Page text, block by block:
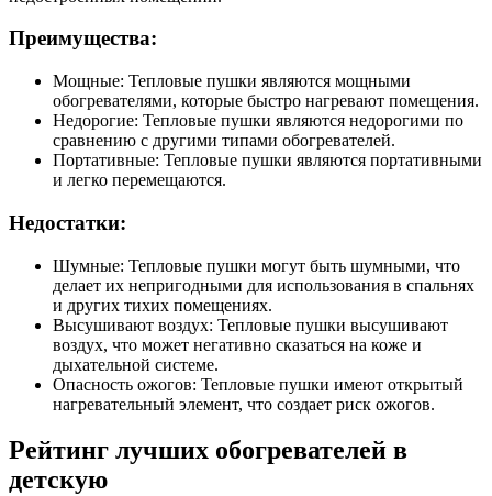
Преимущества:
Мощные: Тепловые пушки являются мощными
обогревателями, которые быстро нагревают помещения.
Недорогие: Тепловые пушки являются недорогими по
сравнению с другими типами обогревателей.
Портативные: Тепловые пушки являются портативными
и легко перемещаются.
Недостатки:
Шумные: Тепловые пушки могут быть шумными, что
делает их непригодными для использования в спальнях
и других тихих помещениях.
Высушивают воздух: Тепловые пушки высушивают
воздух, что может негативно сказаться на коже и
дыхательной системе.
Опасность ожогов: Тепловые пушки имеют открытый
нагревательный элемент, что создает риск ожогов.
Рейтинг лучших обогревателей в
детскую